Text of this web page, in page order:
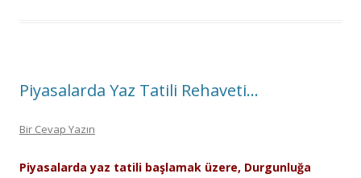
Piyasalarda Yaz Tatili Rehaveti…
Bir Cevap Yazın
Piyasalarda yaz tatili başlamak üzere, Durgunluğa